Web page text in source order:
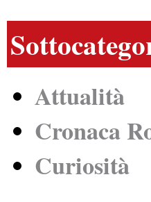
Attualità
Cronaca
Curiosità